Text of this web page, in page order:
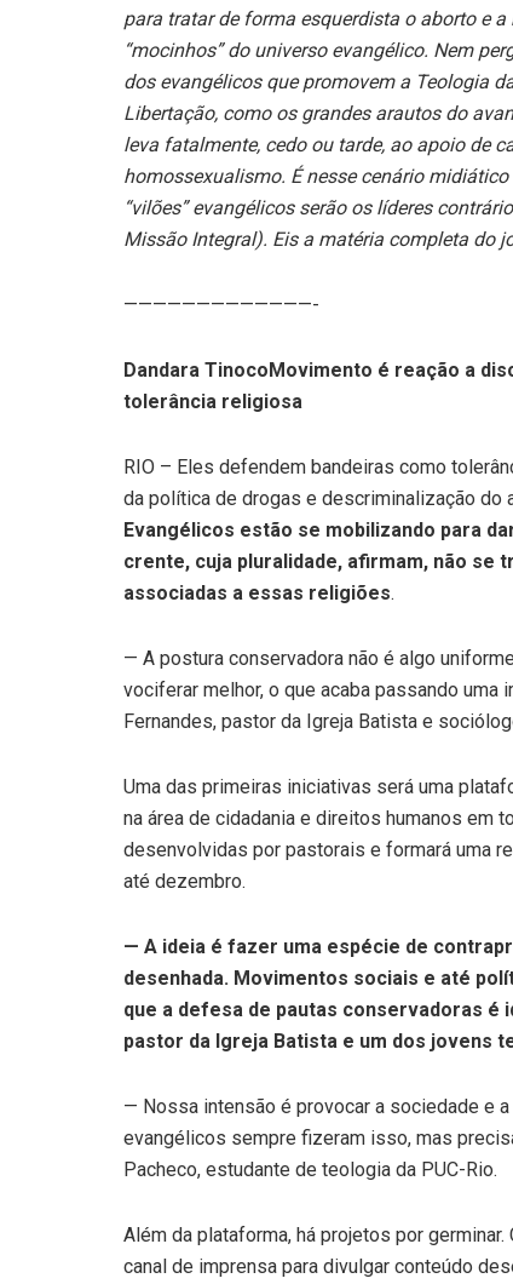
para tratar de forma esquerdista o aborto e
“mocinhos” do universo evangélico. Nem
dos evangélicos que promovem a Teologia
Libertação, como os grandes arautos do
leva fatalmente, cedo ou tarde, ao apoio de
homossexualismo. É nesse cenário
“vilões” evangélicos serão os líderes
Missão Integral). Eis a matéria completa do
—————————————-
Dandara TinocoMovimento é reação a
tolerância religiosa
RIO – Eles defendem bandeiras como
da política de drogas e descriminalização do
Evangélicos estão se mobilizando para
crente, cuja pluralidade, afirmam, não se
associadas a essas religiões.
— A postura conservadora não é algo
vociferar melhor, o que acaba passando
Fernandes, pastor da Igreja Batista e
Uma das primeiras iniciativas será uma
na área de cidadania e direitos humanos em
desenvolvidas por pastorais e formará uma
até dezembro.
— A ideia é fazer uma espécie de
desenhada. Movimentos sociais e até
que a defesa de pautas conservadoras é
pastor da Igreja Batista e um dos jovens
— Nossa intensão é provocar a sociedade e
evangélicos sempre fizeram isso, mas
Pacheco, estudante de teologia da PUC-Rio.
Além da plataforma, há projetos por
canal de imprensa para divulgar conteúdo